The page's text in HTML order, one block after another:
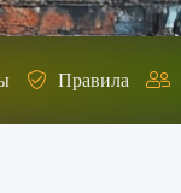
Правила